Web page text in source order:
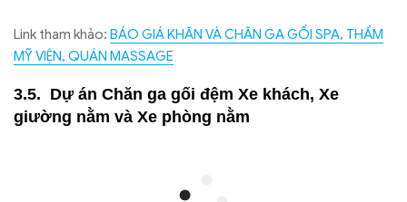
Link tham khảo: BÁO GIÁ KHĂN VÀ CHĂN GA GỐI SPA, THẨM
MỸ VIỆN, QUÁN MASSAGE
Dự án Chăn ga gối đệm Xe khách, Xe
giường nằm và Xe phòng nằm